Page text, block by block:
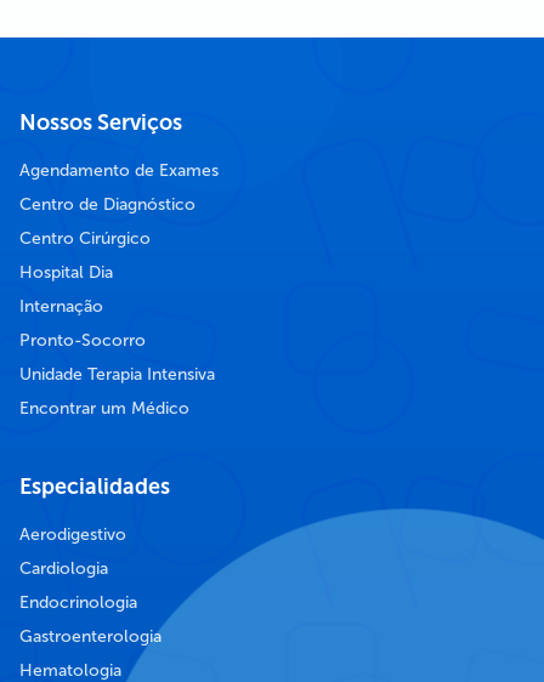
Nossos Serviços
Agendamento de Exames
Centro de Diagnóstico
Centro Cirúrgico
Hospital Dia
Internação
Pronto-Socorro
Unidade Terapia Intensiva
Encontrar um Médico
Especialidades
Aerodigestivo
Cardiologia
Endocrinologia
Gastroenterologia
Hematologia